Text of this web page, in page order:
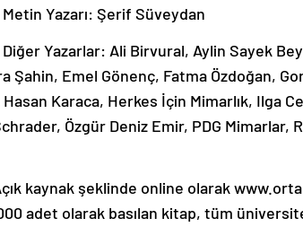
Yazarı: Şerif Süveydan
Diğer Yazarlar: Ali Birvural, Aylin Sayek
Şahin, Emel Gönenç, Fatma Özdoğan,
Karaca, Herkes İçin Mimarlık, Ilga
Özgür Deniz Emir, PDG Mimarlar,
kaynak şeklinde online olarak
adet olarak basılan kitap, tüm